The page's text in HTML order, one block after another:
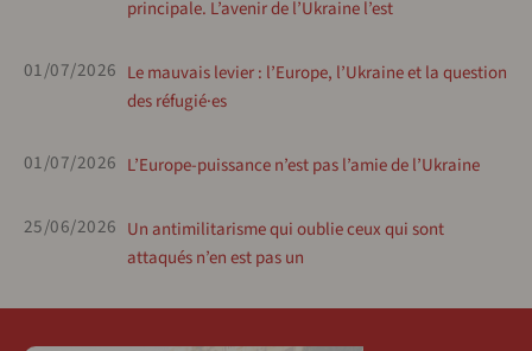
principale. L’avenir de l’Ukraine l’est
01/07/2026 Le mauvais levier : l’Europe, l’Ukraine et la question
des réfugié·es
01/07/2026 L’Europe-puissance n’est pas l’amie de l’Ukraine
25/06/2026 Un antimilitarisme qui oublie ceux qui sont
attaqués n’en est pas un